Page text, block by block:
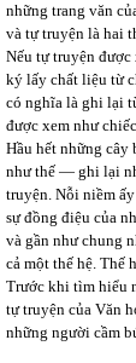
những trang văn
và tự truyện là hai
Nếu tự truyện
ký lấy chất liệu từ
có nghĩa là ghi lại
được xem như
Hầu hết những cây
như thế ― ghi lại
truyện. Nỗi niềm
sự đồng điệu của
và gần như chung
cả một thế hệ. Thế
Trước khi tìm hiểu
tự truyện của Văn
những người cầm